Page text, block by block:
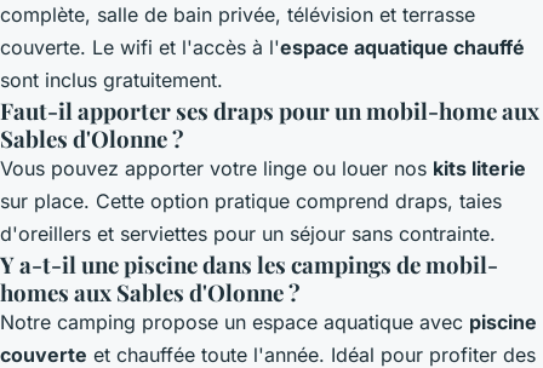
complète, salle de bain privée, télévision et terrasse
couverte. Le wifi et l'accès à l'espace aquatique chauffé
sont inclus gratuitement.
Faut-il apporter ses draps pour un mobil-home aux
Sables d'Olonne ?
Vous pouvez apporter votre linge ou louer nos kits literie
sur place. Cette option pratique comprend draps, taies
d'oreillers et serviettes pour un séjour sans contrainte.
Y a-t-il une piscine dans les campings de mobil-
homes aux Sables d'Olonne ?
Notre camping propose un espace aquatique avec piscine
couverte et chauffée toute l'année. Idéal pour profiter des